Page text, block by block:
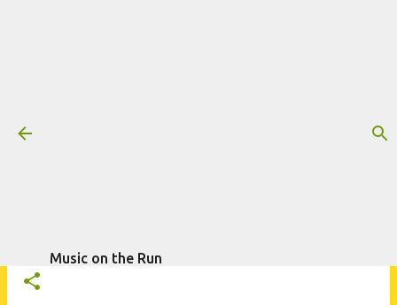
Music on the Run
Trilha sonora: Hulk Hogan - O